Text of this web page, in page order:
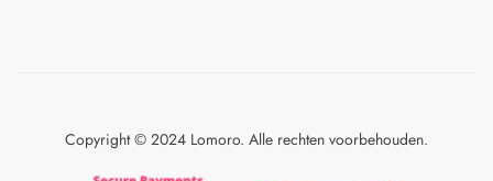
Copyright © 2024 Lomoro. Alle rechten voorbehouden.